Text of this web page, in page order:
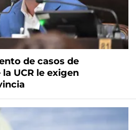
de casos de
UCR le exigen